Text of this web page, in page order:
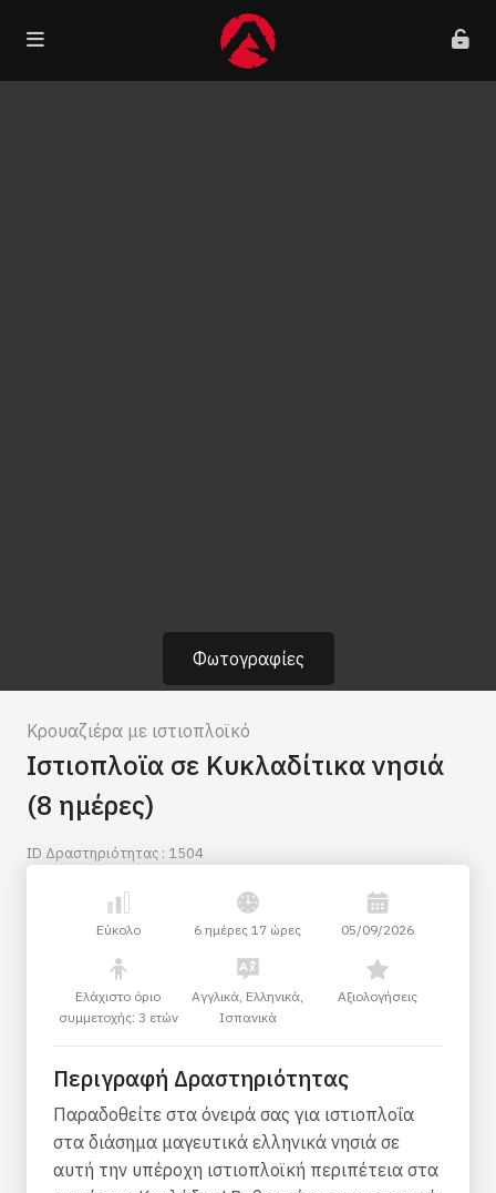
Φωτογραφίες
Κρουαζιέρα με ιστιοπλοϊκό
Ιστιοπλοϊα σε Κυκλαδίτικα νησιά
(8 ημέρες)
ID Δραστηριότητας : 1504
Εύκολο 6 ημέρες 17 ώρες 05/09/2026
Ελάχιστο όριο
συμμετοχής: 3 ετών
Αγγλικά, Ελληνικά,
Ισπανικά
Αξιολογήσεις
Περιγραφή Δραστηριότητας
Παραδοθείτε στα όνειρά σας για ιστιοπλοΐα
στα διάσημα μαγευτικά ελληνικά νησιά σε
αυτή την υπέροχη ιστιοπλοϊκή περιπέτεια στα